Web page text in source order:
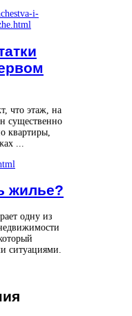
что этаж, на
существенно
квартиры,
...
жилье?
одну из
ситуациями.